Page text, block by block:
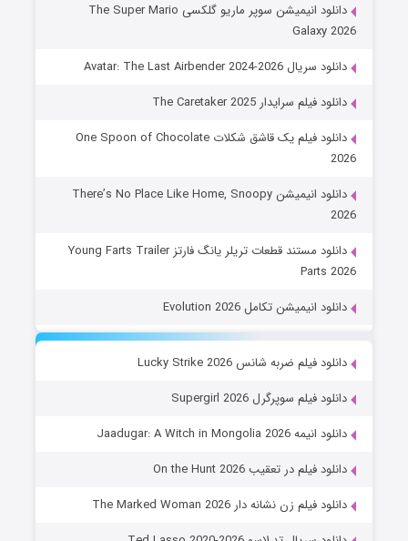
دانلود انیمیشن سوپر ماریو گلکسی The Super Mario
Galaxy 2026
دانلود سریال Avatar: The Last Airbender 2024-2026
دانلود فیلم سرایدار The Caretaker 2025
دانلود فیلم یک قاشق شکلات One Spoon of Chocolate
2026
دانلود انیمیشن There’s No Place Like Home, Snoopy
2026
دانلود مستند قطعات تریلر یانگ فارتز Young Farts Trailer
Parts 2026
دانلود انیمیشن تکامل Evolution 2026
دانلود فیلم ضربه شانس Lucky Strike 2026
دانلود فیلم سوپرگرل Supergirl 2026
دانلود انیمه Jaadugar: A Witch in Mongolia 2026
دانلود فیلم در تعقیب On the Hunt 2026
دانلود فیلم زن نشانه دار The Marked Woman 2026